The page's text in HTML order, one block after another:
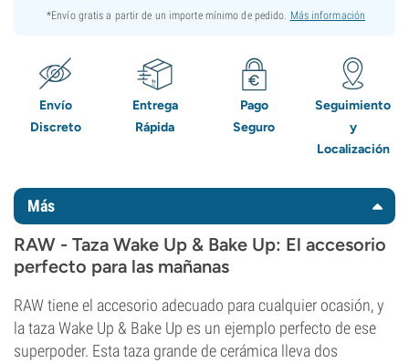
*Envío gratis a partir de un importe mínimo de pedido. Más información
Envío
Discreto
Entrega
Rápida
Pago
Seguro
Seguimiento
y
Localización
Más
RAW - Taza Wake Up & Bake Up: El accesorio
perfecto para las mañanas
RAW tiene el accesorio adecuado para cualquier ocasión, y
la taza Wake Up & Bake Up es un ejemplo perfecto de ese
superpoder. Esta taza grande de cerámica lleva dos